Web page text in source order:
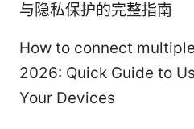
与隐私保护的完整指南
How to connect
2026: Quick Guide to
Your Devices